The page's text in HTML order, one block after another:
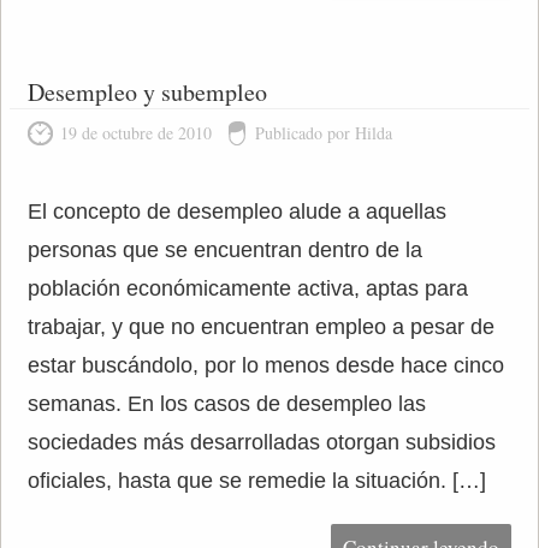
Desempleo y subempleo
19 de octubre de 2010 Publicado por Hilda
El concepto de desempleo alude a aquellas
personas que se encuentran dentro de la
población económicamente activa, aptas para
trabajar, y que no encuentran empleo a pesar de
estar buscándolo, por lo menos desde hace cinco
semanas. En los casos de desempleo las
sociedades más desarrolladas otorgan subsidios
oficiales, hasta que se remedie la situación. […]